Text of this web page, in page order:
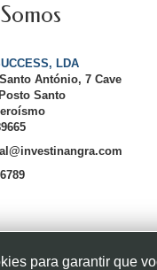
LDA
António, 7 Cave
Santo
para garantir que